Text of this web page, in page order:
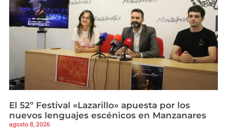
El 52º Festival «Lazarillo» apuesta por los
nuevos lenguajes escénicos en Manzanares
agosto 8, 2026